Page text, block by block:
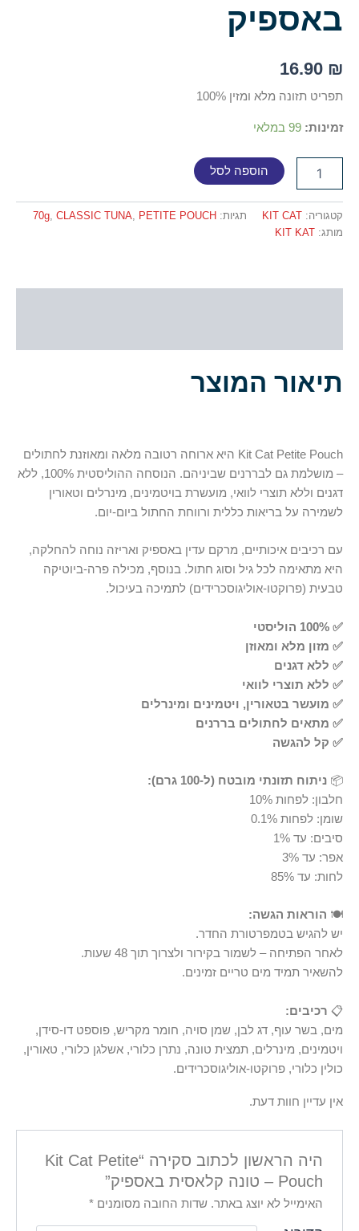
באספיק
16.90 ₪
תפריט תזונה מלא ומזין 100%
זמינות: 99 במלאי
הוספה לסל
קטגוריה: KIT CAT תגיות: 70g, CLASSIC TUNA, PETITE POUCH
מותג: KIT KAT
תיאור המוצר
Kit Cat Petite Pouch היא ארוחה רטובה מלאה ומאוזנת לחתולים
– מושלמת גם לבררנים שביניהם. הנוסחה ההוליסטית 100%, ללא
דגנים וללא תוצרי לוואי, מועשרת בויטמינים, מינרלים וטאורין
לשמירה על בריאות כללית ורווחת החתול ביום-יום.
עם רכיבים איכותיים, מרקם עדין באספיק ואריזה נוחה להחלקה,
היא מתאימה לכל גיל וסוג חתול. בנוסף, מכילה פרה-ביוטיקה
טבעית (פרוקטו-אוליגוסכרידים) לתמיכה בעיכול.
✅ 100% הוליסטי
✅ מזון מלא ומאוזן
✅ ללא דגנים
✅ ללא תוצרי לוואי
✅ מועשר בטאורין, ויטמינים ומינרלים
✅ מתאים לחתולים בררנים
✅ קל להגשה
📦 ניתוח תזונתי מובטח (ל-100 גרם):
חלבון: לפחות 10%
שומן: לפחות 0.1%
סיבים: עד 1%
אפר: עד 3%
לחות: עד 85%
🍽 הוראות הגשה:
יש להגיש בטמפרטורת החדר.
לאחר הפתיחה – לשמור בקירור ולצרוך תוך 48 שעות.
להשאיר תמיד מים טריים זמינים.
📋 רכיבים:
מים, בשר עוף, דג לבן, שמן סויה, חומר מקריש, פוספט דו-סידן,
ויטמינים, מינרלים, תמצית טונה, נתרן כלורי, אשלגן כלורי, טאורין,
כולין כלורי, פרוקטו-אוליגוסכרידים.
אין עדיין חוות דעת.
היה הראשון לכתוב סקירה “Kit Cat Petite
Pouch – טונה קלאסית באספיק”
האימייל לא יוצג באתר. שדות החובה מסומנים*